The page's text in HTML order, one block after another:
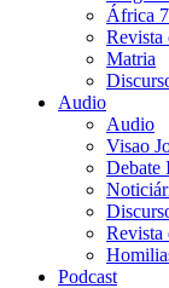
África
Revista
Matria
Audio
Audio
Visao
Debate
Revista
Podcast